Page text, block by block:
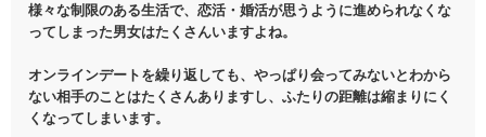
様々な制限のある生活で、恋活・婚活が思うように進められなくな
ってしまった男女はたくさんいますよね。
オンラインデートを繰り返しても、やっぱり会ってみないとわから
ない相手のことはたくさんありますし、ふたりの距離は縮まりにく
くなってしまいます。